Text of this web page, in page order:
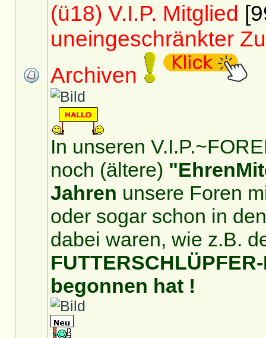
(ü18) V.I.P. Mitglied
uneingeschränkter
Archiven
In unseren
noch (ältere)
Jahren unsere Foren
oder sogar schon in
dabei waren, wie z.B.
begonnen hat !